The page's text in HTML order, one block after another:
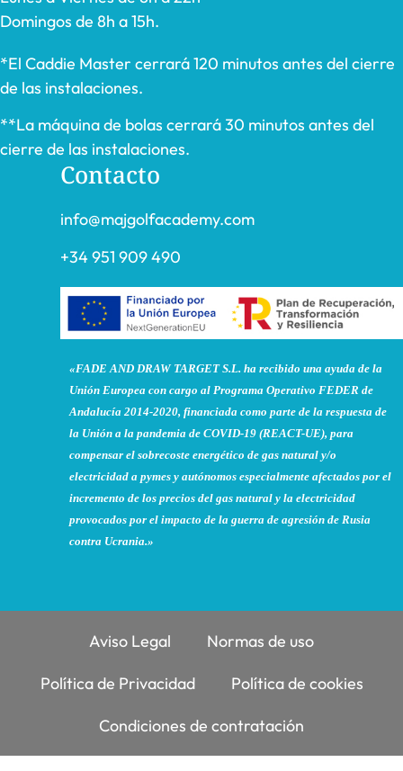
Domingos de 8h a 15h.
*El Caddie Master cerrará 120 minutos antes del cierre
de las instalaciones.
**La máquina de bolas cerrará 30 minutos antes del
cierre de las instalaciones.
Contacto
info@majgolfacademy.com
+34 951 909 490
«FADE AND DRAW TARGET S.L. ha recibido una ayuda de la
Unión Europea con cargo al Programa Operativo FEDER de
Andalucía 2014-2020, financiada como parte de la respuesta de
la Unión a la pandemia de COVID-19 (REACT-UE), para
compensar el sobrecoste energético de gas natural y/o
electricidad a pymes y autónomos especialmente afectados por el
incremento de los precios del gas natural y la electricidad
provocados por el impacto de la guerra de agresión de Rusia
contra Ucrania.»
Aviso Legal Normas de uso
Política de Privacidad Política de cookies
Condiciones de contratación